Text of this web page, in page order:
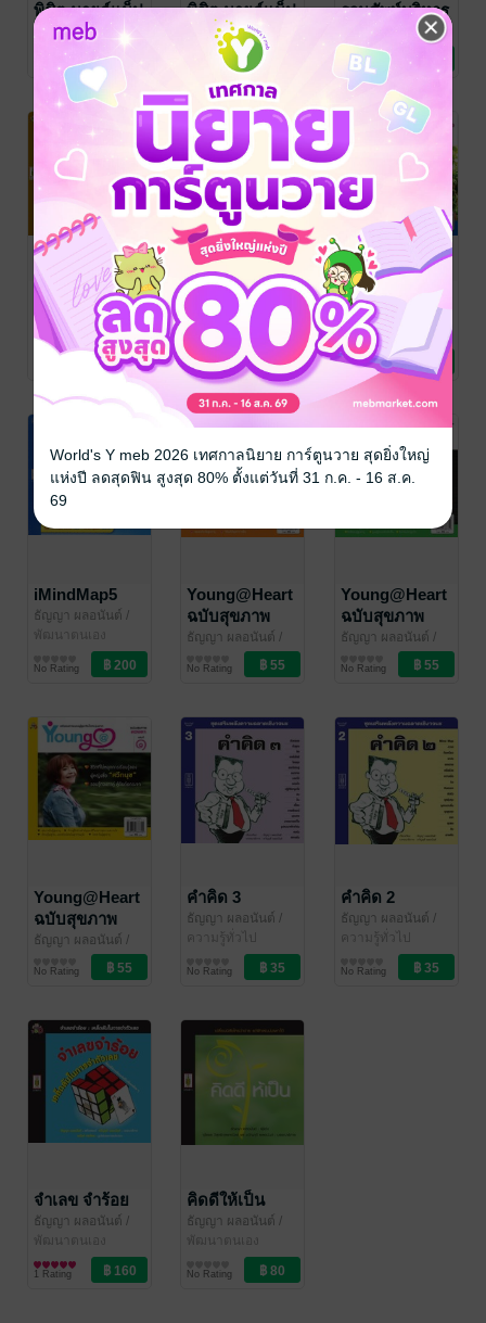
พิชิต มายด์แม็ป
สำหรับผู้บริหาร
หัวหน้างานและ
พนักงาน
ธัญญา ผลอนันต์/
ขวัญข้าว'94
พัฒนาตนเอง
No Rating
พิชิต มายด์แม็ป
สำหรับนักเรียน
นักศึกษา
ธัญญา ผลอนันต์
ขวัญข้าว'94
พัฒนาตนเอง
No Rating
รวมศัพท์บริหาร
และพัฒนา
ทรัพยากรมนุษย์
ธัญญา ผลอนันต์/
ขวัญข้าว'94
บริหารจัดการ
No Rating
Young@Heart
ฉบับสุขภาพ
(ยา) เล่ม 5
ธัญญา ผลอนันต์/
ขวัญข้าว'94
สุขภาพ
ถนนไปสู่ก้อน
เมฆ
ธัญญา ผลอนันต์
ขวัญข้าว'94
ท่องเที่ยว
No Rating
Young@Heart
ฉบับสุขภาพ
ต้านมะเร็ง เล่ม
4
ธัญญา ผลอนันต์/
ขวัญข้าว'94
สุขภาพ
No Rating
iMindMap5
ธัญญา ผลอนันต์ /
ขวัญข้าว'94
พัฒนาตนเอง
No Rating
Young@Heart
ฉบับสุขภาพ
(สมอง) เล่ม 3
ธัญญา ผลอนันต์ /
ขวัญข้าว'94
No Rating
Young@Heart
ฉบับสุขภาพ
(หัวใจ) เล่ม 2
ธัญญา ผลอนันต์ /
ขวัญข้าว'94
No Rating
Young@Heart
ฉบับสุขภาพ
(ดวงตา) เล่ม 1
ธัญญา ผลอนันต์ /
ขวัญข้าว'94
No Rating
คำคิด 3
ธัญญา ผลอนันต์ /
ขวัญข้าว'94
ความรู้ทั่วไป
No Rating
คำคิด 2
ธัญญา ผลอนันต์ /
ขวัญข้าว'94
ความรู้ทั่วไป
No Rating
จำเลข จำร้อย
ธัญญา ผลอนันต์ /
ขวัญข้าว'94
พัฒนาตนเอง
1 Rating
คิดดีให้เป็น
ธัญญา ผลอนันต์ /
ขวัญข้าว'94
พัฒนาตนเอง
No Rating
World's Y meb 2026 เทศกาลนิยาย การ์ตูนวาย สุดยิ่งใหญ่
แห่งปี ลดสุดฟิน สูงสุด 80% ตั้งแต่วันที่ 31 ก.ค. - 16 ส.ค.
69